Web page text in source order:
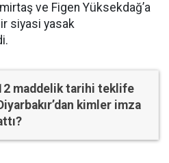
ve Figen Yüksekdağ’a
siyasi yasak
maddelik tarihi teklife
kimler imza